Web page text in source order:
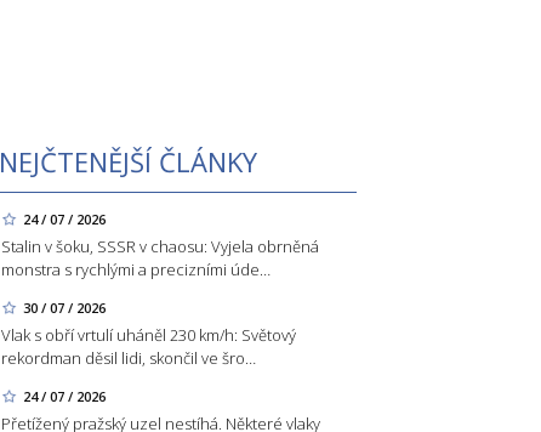
NEJČTENĚJŠÍ ČLÁNKY
24 / 07 / 2026
Stalin v šoku, SSSR v chaosu: Vyjela obrněná
monstra s rychlými a precizními úde…
30 / 07 / 2026
Vlak s obří vrtulí uháněl 230 km/h: Světový
rekordman děsil lidi, skončil ve šro…
24 / 07 / 2026
Přetížený pražský uzel nestíhá. Některé vlaky